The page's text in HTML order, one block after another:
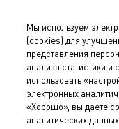
Указанные контакты ( +375
числе контактами для
В торговом реестре
В реестре БелГИЭ с 15
royalcanin.by,
© 2025 royalcanin.by,
22.02.2007,
Мы используем
(cookies) для
представления
анализа статистики
использовать
электронных
«Хорошо», вы даете
аналитических